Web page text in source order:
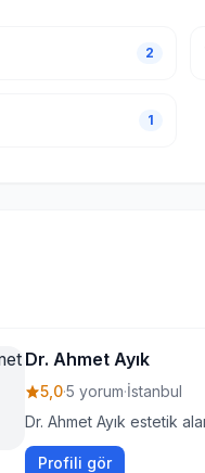
2
1
Dr. Ahmet Ayık
5,0·5 yorum·İstanbul
Dr. Ahmet Ayık estetik
Profili gör